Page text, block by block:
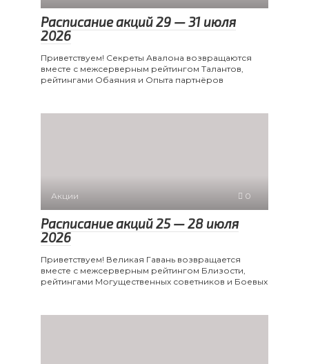
Расписание акций 29 — 31 июля
2026
Приветствуем! Секреты Авалона возвращаются
вместе с межсерверным рейтингом Талантов,
рейтингами Обаяния и Опыта партнёров
Акции 0
Расписание акций 25 — 28 июля
2026
Приветствуем! Великая Гавань возвращается
вместе с межсерверным рейтингом Близости,
рейтингами Могущественных советников и Боевых